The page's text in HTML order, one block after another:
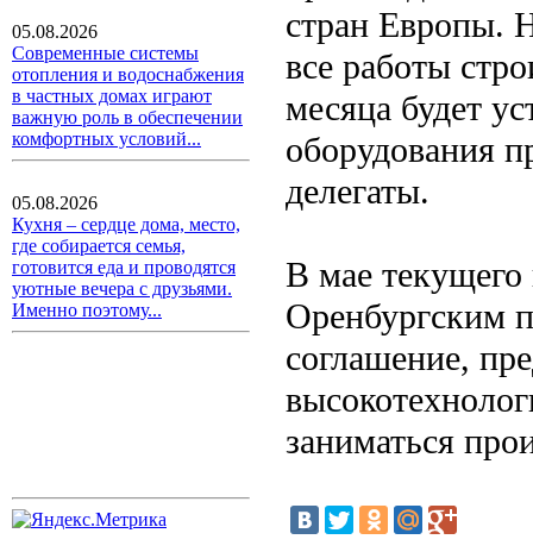
05.08.2026
Современные системы
отопления и водоснабжения
в частных домах играют
важную роль в обеспечении
комфортных условий...
05.08.2026
Кухня – сердце дома, место,
где собирается семья,
готовится еда и проводятся
уютные вечера с друзьями.
Именно поэтому...
стран Европы.
все работы
месяца будет
оборудования
делегаты.
В мае текущего
Оренбургским
соглашение,
заниматься